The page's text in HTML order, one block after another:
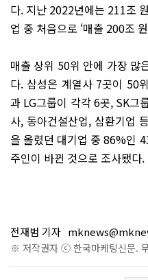
다. 지난 2022년에는 211조
업 중 처음으로 ‘매출 200조
매출 상위 50위 안에 가장 많
다. 삼성은 계열사 7곳이 50
과 LG그룹이 각각 6곳, SK그
사, 동아건설산업, 삼환기업
을 올렸던 대기업 중 86%인
주인이 바뀐 것으로 조사됐다.
전재범 기자
※ 저작권자 ⓒ 한국마케팅신문.